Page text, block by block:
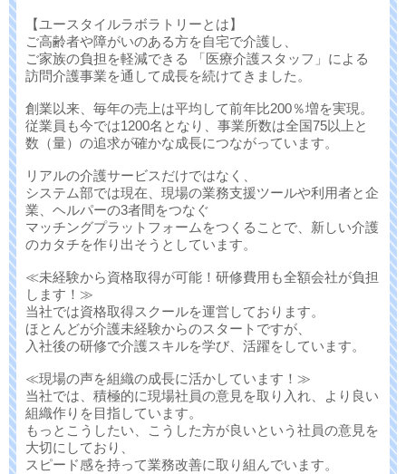
【ユースタイルラボラトリーとは】
ご高齢者や障がいのある方を自宅で介護し、
ご家族の負担を軽減できる 「医療介護スタッフ」による
訪問介護事業を通して成長を続けてきました。
創業以来、毎年の売上は平均して前年比200％増を実現。
従業員も今では1200名となり、事業所数は全国75以上と
数（量）の追求が確かな成長につながっています。
リアルの介護サービスだけではなく、
システム部では現在、現場の業務支援ツールや利用者と企
業、ヘルパーの3者間をつなぐ
マッチングプラットフォームをつくることで、新しい介護
のカタチを作り出そうとしています。
≪未経験から資格取得が可能！研修費用も全額会社が負担
します！≫
当社では資格取得スクールを運営しております。
ほとんどが介護未経験からのスタートですが、
入社後の研修で介護スキルを学び、活躍をしています。
≪現場の声を組織の成長に活かしています！≫
当社では、積極的に現場社員の意見を取り入れ、より良い
組織作りを目指しています。
もっとこうしたい、こうした方が良いという社員の意見を
大切にしており、
スピード感を持って業務改善に取り組んでいます。